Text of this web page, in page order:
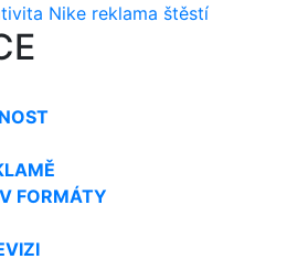
Nike reklama štěstí
FORMÁTY